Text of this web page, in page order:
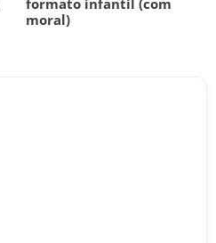
formato infantil (com
moral)